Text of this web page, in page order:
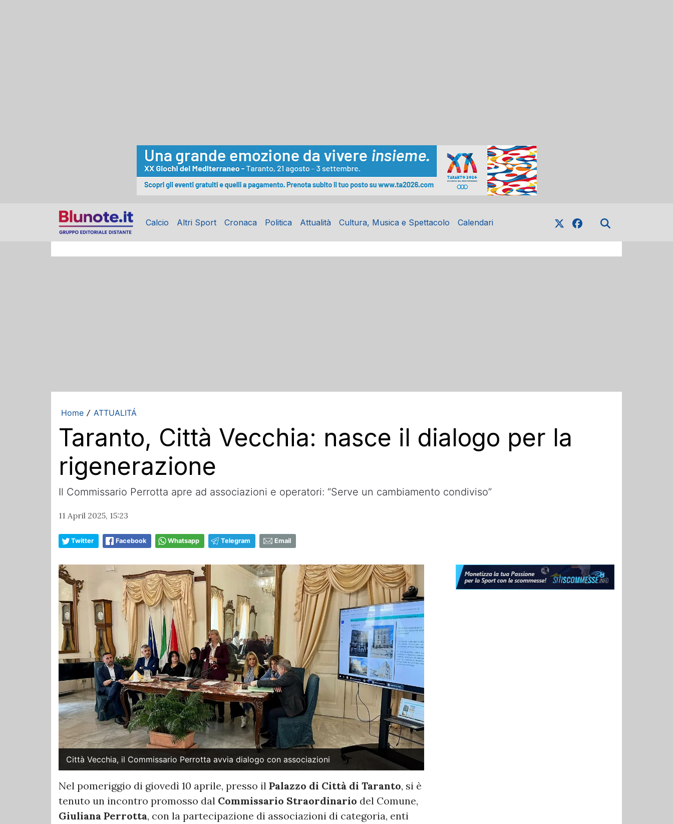
Calcio Altri Sport Cronaca Politica Attualità Cultura, Musica e Spettacolo Calendari
Home / ATTUALITÁ
Taranto, Città Vecchia: nasce il dialogo per la
rigenerazione
Il Commissario Perrotta apre ad associazioni e operatori: “Serve un cambiamento condiviso”
11 April 2025, 15:23
Twitter Facebook Whatsapp Telegram Email
Città Vecchia, il Commissario Perrotta avvia dialogo con associazioni
Nel pomeriggio di giovedì 10 aprile, presso il Palazzo di Città di Taranto, si è
tenuto un incontro promosso dal Commissario Straordinario del Comune,
Giuliana Perrotta, con la partecipazione di associazioni di categoria, enti